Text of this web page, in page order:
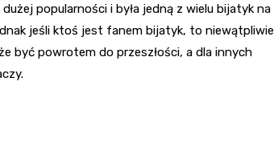
popularności i była jedną z wielu bijatyk na
jeśli ktoś jest fanem bijatyk, to niewątpliwie
być powrotem do przeszłości, a dla innych